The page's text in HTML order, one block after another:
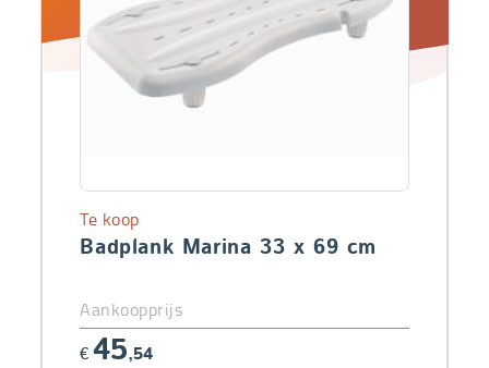
Badplank Marina 33 x 69 cm
Te koop
Aankoopprijs
€ 45,54